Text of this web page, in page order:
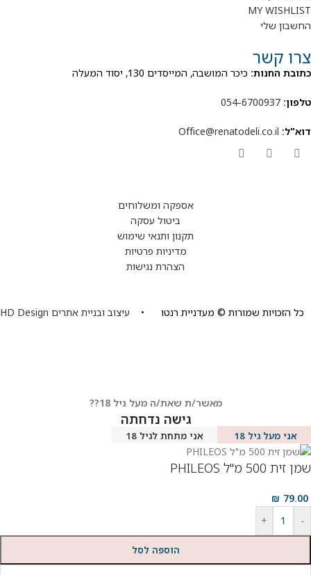
MY WISHLIST
החשבון שלי
צרו קשר
כתובת החנות: כיכר המושבה, המייסדים 130, יסוד המעלה
טלפון: 054-6700937
דוא"ל: Office@renatodeli.co.il
אספקה ומשלוחים
ביטול עסקה
תקנון ותנאי שימוש
מדיניות פרטיות
הצהרת נגישות
כל הזכויות שמורות © מעדניית רנטו • עיצוב ובניית אתרים HD Design
מאשר/ת שאת/ה מעל גיל 18??
גישה נדחתה
אני מעל גיל 18 אני מתחת לגיל 18
שמן זית 500 מ"ל PHILEOS
79.00
₪
-
+
הוספה לסל